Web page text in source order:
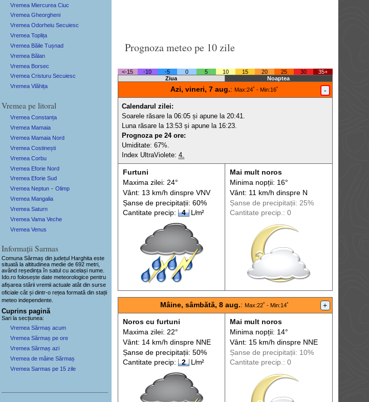
Prognoza meteo pe 10 zile
<-15 -10 -5 0 5 10 15 20 25 30
35+
Ziua
Noaptea
Azi, vineri, 7 aug.: Max:24˚ - Min:16˚ -
Calendarul zilei:
Soarele răsare la 06:05 și apune la 20:41.
Luna răsare la 13:53 și apune la 16:23.
Prognoza pe 24 ore:
Umiditate: 67%.
Index UltraViolete:4.
Furtuni
Maxima zilei: 24°
Vânt: 13 km/h dinspreVNV
Șanse de precipitații: 60%
Cantitate precip:
4 L/m²
Mai mult noros
Minima nopții: 16°
Vânt: 11 km/h dinspreN
Șanse de precipitații: 25%
Cantitate precip.: 0
Mâine, sâmbătă, 8 aug.: Max:22˚ - Min:14˚ +
Noros cu furtuni
Maxima zilei: 22°
Vânt: 14 km/h dinspreNNE
Șanse de precipitații: 50%
Cantitate precip:
2 L/m²
Mai mult noros
Minima nopții: 14°
Vânt: 15 km/h dinspreNNE
Șanse de precipitații: 10%
Cantitate precip.: 0
Vremea Miercurea Ciuc
Vremea Gheorgheni
Vremea Odorheiu Secuiesc
Vremea Toplița
Vremea Băile Tușnad
Vremea Bălan
Vremea Borsec
Vremea Cristuru Secuiesc
Vremea Vlăhița
Vremea pe litoral
Vremea Constanța
Vremea Mamaia
Vremea Mamaia Nord
Vremea Costinești
Vremea Corbu
Vremea Eforie Nord
Vremea Eforie Sud
Vremea Neptun - Olimp
Vremea Mangalia
Vremea Saturn
Vremea Vama Veche
Vremea Venus
Informații Sarmas
Comuna Sărmaș din județul Harghita este
situată la altitudinea medie de 692 metri,
având reședința în satul cu același nume.
Ido.ro folosește date meteorologice pentru
afișarea stării vremii actuale atât din surse
oficiale cât și dintr-o rețea formată din stații
meteoindependente
Cuprins pagină
Sari la secțiunea:
Vremea Sărmaș acum
Vremea Sărmaș pe ore
Vremea Sărmaș azi
Vremea de mâine Sărmaș
Vremea Sarmas pe 15 zile